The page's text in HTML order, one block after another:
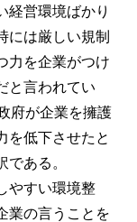
経営環境ばかり
には厳しい規制
力を企業がつけ
と言われてい
府が企業を擁護
を低下させたと
ある。
やすい環境整
業の言うことを